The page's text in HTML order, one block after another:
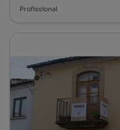
Profissional